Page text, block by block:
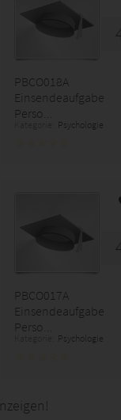
PBCO018A
Einsendeaufgabe
Perso...
Psychologie
PBCO017A
Einsendeaufgabe
Perso...
Psychologie